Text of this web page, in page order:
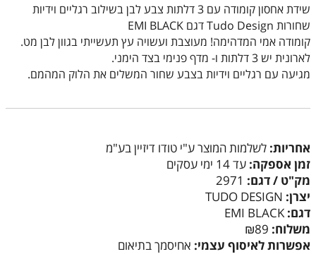
שידת אחסון קומודה עם 3 דלתות צבע לבן בשילוב רגליים וידיות
שחורות Tudo Design דגם EMI BLACK
קומודה אמי המדהימה! מעוצבת ועשויה עץ תעשייתי בגוון לבן מט.
לארונית יש 3 דלתות ו- מדף פנימי בצד הימני.
מגיעה עם רגליים וידיות בצבע שחור המשלים את הלוק המהמם.
אחריות: לשלמות המוצר ע"י טודו דיזיין בע"מ
זמן אספקה: עד 14 ימי עסקים
מק"ט / דגם: 2971
יצרן: TUDO DESIGN
דגם: EMI BLACK
משלוח: ₪89
אפשרות לאיסוף עצמי: אחיסמך בתיאום